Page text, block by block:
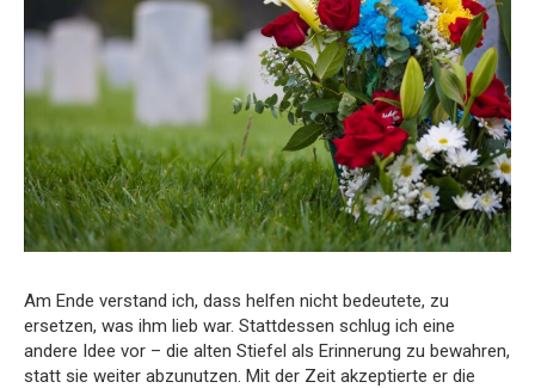
Am Ende verstand ich, dass helfen nicht bedeutete, zu
ersetzen, was ihm lieb war. Stattdessen schlug ich eine
andere Idee vor – die alten Stiefel als Erinnerung zu bewahren,
statt sie weiter abzunutzen. Mit der Zeit akzeptierte er die